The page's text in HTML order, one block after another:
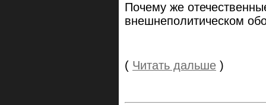
Почему же
внешнеполитическом
( Читать дальше )